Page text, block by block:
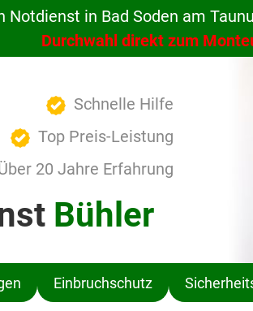
Notdienst in Bad Soden am
Durchwahl direkt zum
Schnelle Hilfe
Top Preis-Leistung
20 Jahre Erfahrung
Bühler
Einbruchschutz